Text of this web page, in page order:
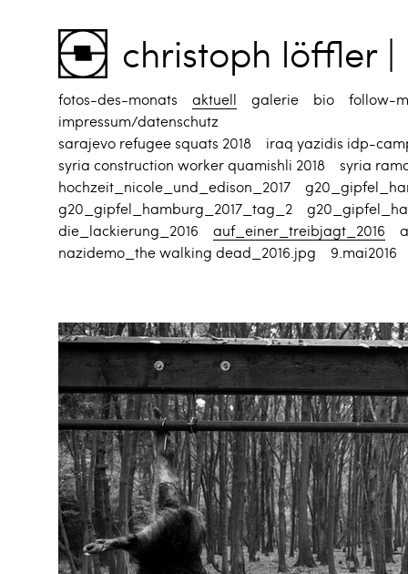
christoph löffler
fotos-des-monats aktuell galerie bio
follow-
impressum/datenschutz
sarajevo refugee squats 2018
iraq yazidis idp-
syria construction worker quamishli 2018
syria
hochzeit_nicole_und_edison_2017
g20_gipfel_hamburg_2017_tag_2
die_lackierung_2016
auf_einer_treibjagt_2016
nazidemo_the walking dead_2016.jpg
9.mai2016